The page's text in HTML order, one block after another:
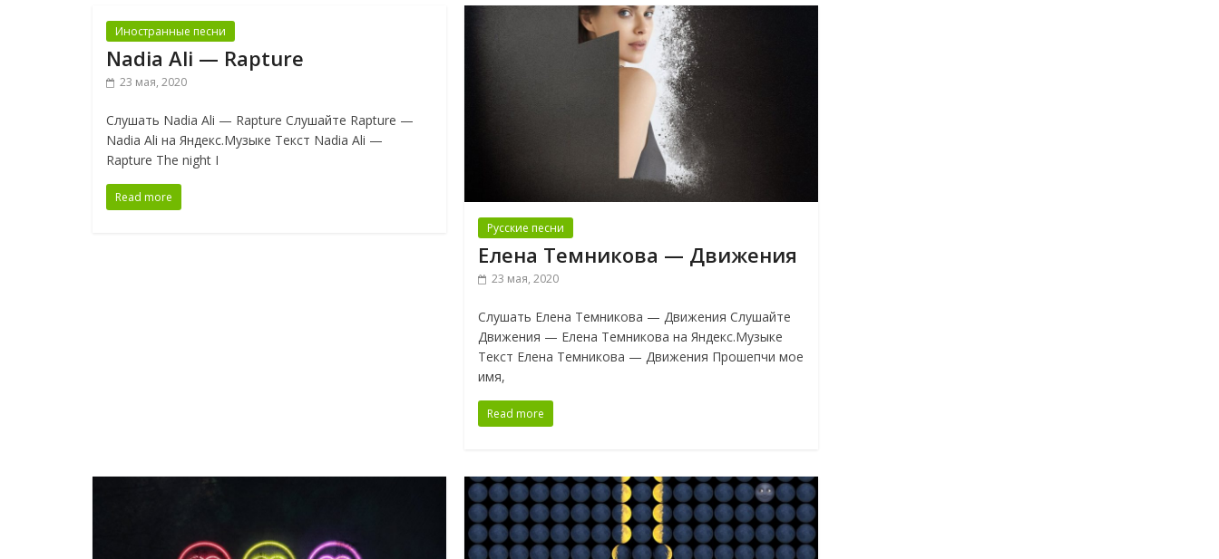
Иностранные песни
Nadia Ali — Rapture
23 мая, 2020
Слушать Nadia Ali — Rapture Слушайте Rapture —
Nadia Ali на Яндекс.Музыке Текст Nadia Ali —
Rapture The night I
Read more
Русские песни
Елена Темникова — Движения
23 мая, 2020
Слушать Елена Темникова — Движения Слушайте
Движения — Елена Темникова на Яндекс.Музыке
Текст Елена Темникова — Движения Прошепчи мое
имя,
Read more